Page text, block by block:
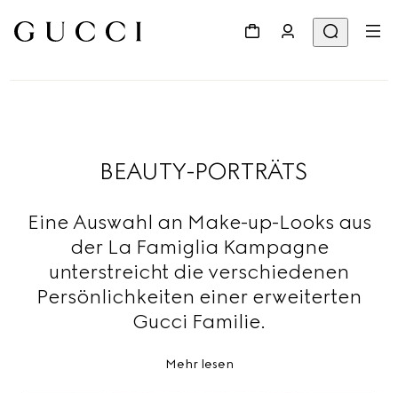
BEAUTY-PORTRÄTS
Eine Auswahl an Make-up-Looks aus
der La Famiglia Kampagne
unterstreicht die verschiedenen
Persönlichkeiten einer erweiterten
Gucci Familie.
Mehr lesen